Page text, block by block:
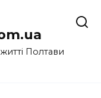
Полтави